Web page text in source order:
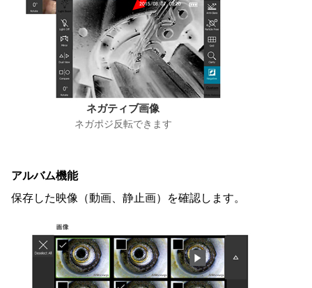
ネガティブ画像
ネガポジ反転できます
アルバム機能
保存した映像（動画、静止画）を確認します。